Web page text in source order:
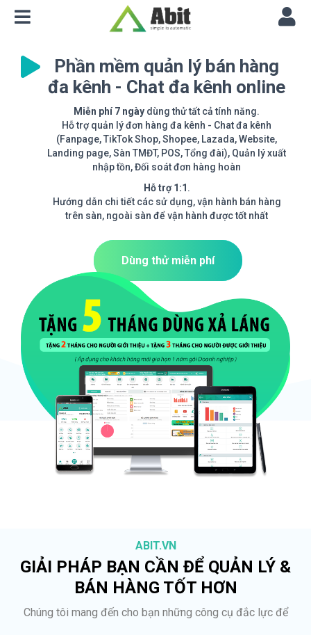
Phần mềm quản lý bán hàng
đa kênh - Chat đa kênh online
Miễn phí 7 ngày dùng thử tất cả tính năng.
Hỗ trợ quản lý đơn hàng đa kênh - Chat đa kênh
(Fanpage, TikTok Shop, Shopee, Lazada, Website,
Landing page, Sàn TMĐT, POS, Tổng đài), Quản lý xuất
nhập tồn, Đối soát đơn hàng hoàn
Hỗ trợ 1:1 .
Hướng dẫn chi tiết các sử dụng, vận hành bán hàng
trên sàn, ngoài sàn để vận hành được tốt nhất
Dùng thử miễn phí
ABIT.VN
GIẢI PHÁP BẠN CẦN ĐỂ QUẢN LÝ &
BÁN HÀNG TỐT HƠN
Chúng tôi mang đến cho bạn những công cụ đắc lực để